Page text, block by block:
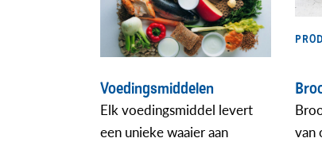
Voedingsmiddelen
Elk voedingsmiddel levert
een unieke waaier aan
van